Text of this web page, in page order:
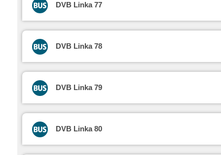
DVB Linka 77
DVB Linka 78
DVB Linka 79
DVB Linka 80